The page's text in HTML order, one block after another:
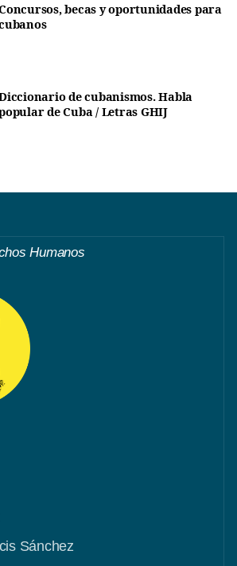
becas y oportunidades para
de cubanismos. Habla
de Cuba / Letras GHIJ
Humanos
Sánchez